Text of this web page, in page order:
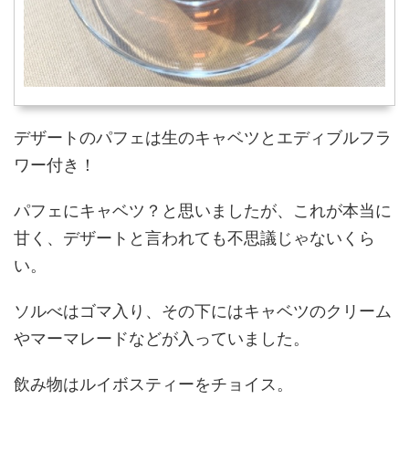
デザートのパフェは生のキャベツとエディブルフラ
ワー付き！
パフェにキャベツ？と思いましたが、これが本当に
甘く、デザートと言われても不思議じゃないくら
い。
ソルべはゴマ入り、その下にはキャベツのクリーム
やマーマレードなどが入っていました。
飲み物はルイボスティーをチョイス。